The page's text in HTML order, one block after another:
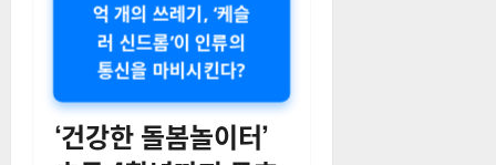
억 개의 쓰레기, ‘케슬
러 신드롬’이 인류의
통신을 마비시킨다?
‘건강한 돌봄놀이터’